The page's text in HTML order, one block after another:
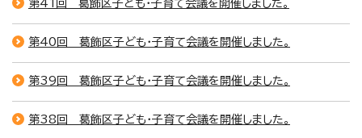
第41回 葛飾区子ども・子育て会議を開催しました。
第40回 葛飾区子ども・子育て会議を開催しました。
第39回 葛飾区子ども・子育て会議を開催しました。
第38回 葛飾区子ども・子育て会議を開催しました。